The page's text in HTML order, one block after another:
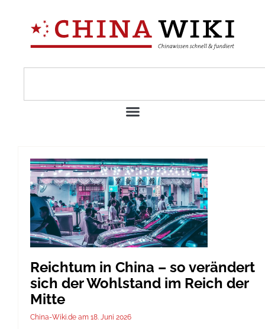
Reichtum in China – so verändert
sich der Wohlstand im Reich der
Mitte
China-Wiki.de 18. Juni 2026